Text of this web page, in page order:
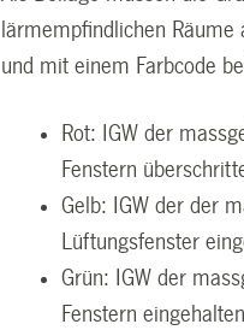
lärmempfindlichen
und mit einem Farbcode
Rot: IGW der
Fenstern
Gelb: IGW der der
Lüftungsfenster
Grün: IGW der
Fenstern eingehalten